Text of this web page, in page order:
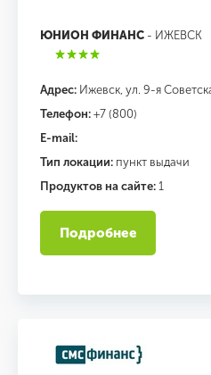
ЮНИОН ФИНАНС - ИЖЕВСК
Адрес: Ижевск, ул. 9-я
Телефон: +7 (800)
E-mail:
Тип локации: пункт выдачи
Продуктов на сайте: 1
Подробнее